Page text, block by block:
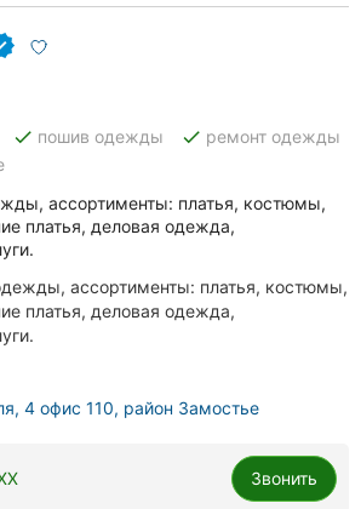
done пошив одежды done ремонт одежды
ассортименты: платья, костюмы,
платья, деловая одежда,
ассортименты: платья, костюмы,
платья, деловая одежда,
4 офис 110, район Замостье
Звонить